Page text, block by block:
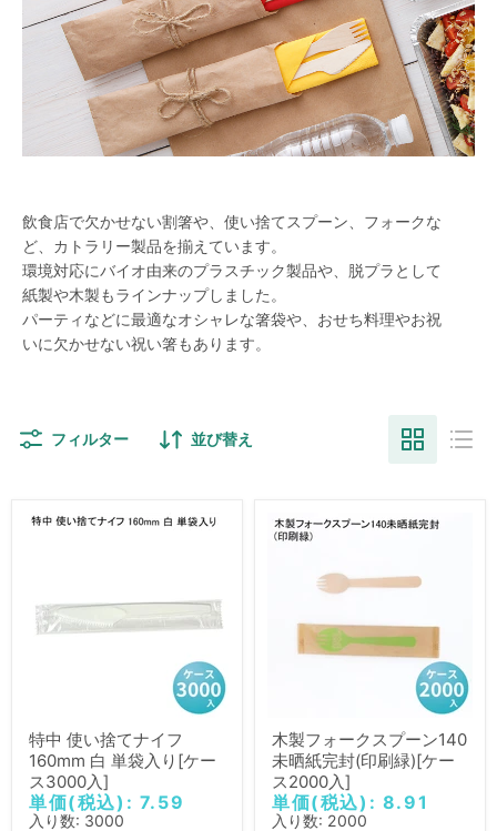
飲食店で欠かせない割箸や、使い捨てスプーン、フォークな
ど、カトラリー製品を揃えています。
環境対応にバイオ由来のプラスチック製品や、脱プラとして
紙製や木製もラインナップしました。
パーティなどに最適なオシャレな箸袋や、おせち料理やお祝
いに欠かせない祝い箸もあります。
フィルター 並び替え
特中 使い捨てナイフ
160mm 白 単袋入り[ケー
ス3000入]
単価(税込): 7.59
入り数: 3000
木製フォークスプーン140
未晒紙完封(印刷緑)[ケー
ス2000入]
単価(税込): 8.91
入り数: 2000